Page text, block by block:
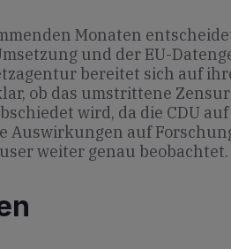
Monaten
und der EU-
bereitet sich auf
ob das umstrittene
wird, da die CDU
Auswirkungen auf
weiter genau beobachtet.